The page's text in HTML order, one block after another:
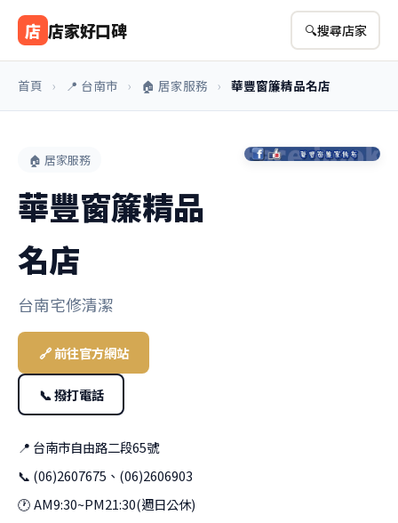
店 店家好口碑 🔍搜尋店家
首頁 › 📍 台南市 › 🏠 居家服務 › 華豐窗簾精品名店
🏠 居家服務
華豐窗簾精品
名店
台南宅修清潔
🔗 前往官方網站
📞 撥打電話
📍 台南市自由路二段65號
📞 (06)2607675、(06)2606903
🕐 AM9:30~PM21:30(週日公休)